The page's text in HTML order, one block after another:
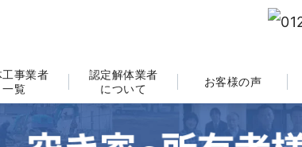
工事業者
一覧
認定解体業者
について
お客様の声